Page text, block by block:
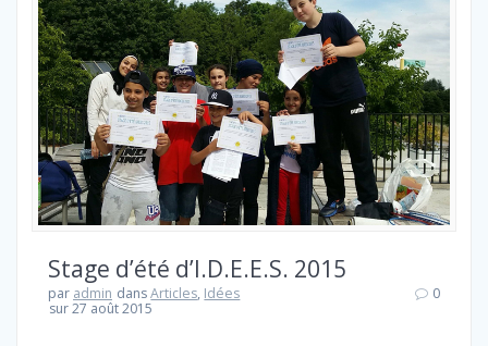
Stage d’été d’I.D.E.E.S. 2015
par admin dansArticles, Idées
sur 27 août 2015
0